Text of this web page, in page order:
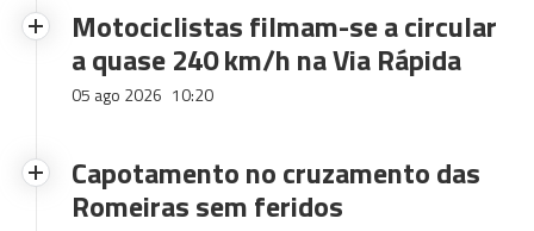
Motociclistas filmam-se a circular
a quase 240 km/h na Via Rápida
05 ago 2026 10:20
Capotamento no cruzamento das
Romeiras sem feridos